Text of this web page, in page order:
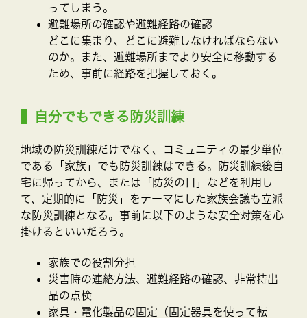
ってしまう。
避難場所の確認や避難経路の確認
どこに集まり、どこに避難しなければならない
のか。また、避難場所までより安全に移動する
ため、事前に経路を把握しておく。
自分でもできる防災訓練
地域の防災訓練だけでなく、コミュニティの最少単位
である「家族」でも防災訓練はできる。防災訓練後自
宅に帰ってから、または「防災の日」などを利用し
て、定期的に「防災」をテーマにした家族会議も立派
な防災訓練となる。事前に以下のような安全対策を心
掛けるといいだろう。
家族での役割分担
災害時の連絡方法、避難経路の確認、非常持出
品の点検
家具・電化製品の固定（固定器具を使って転